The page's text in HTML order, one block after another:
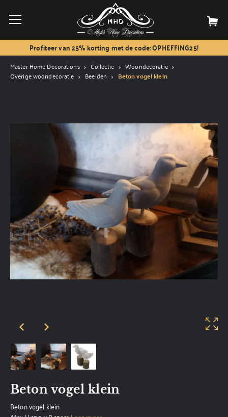
Profiteer van 25% korting met de code: OPHEFFING25!
Master Home Decorations Collectie
Woondecoratie
Overige woondecoratie
Beelden Beton vogel klein
Beton vogel klein
Beton vogel klein